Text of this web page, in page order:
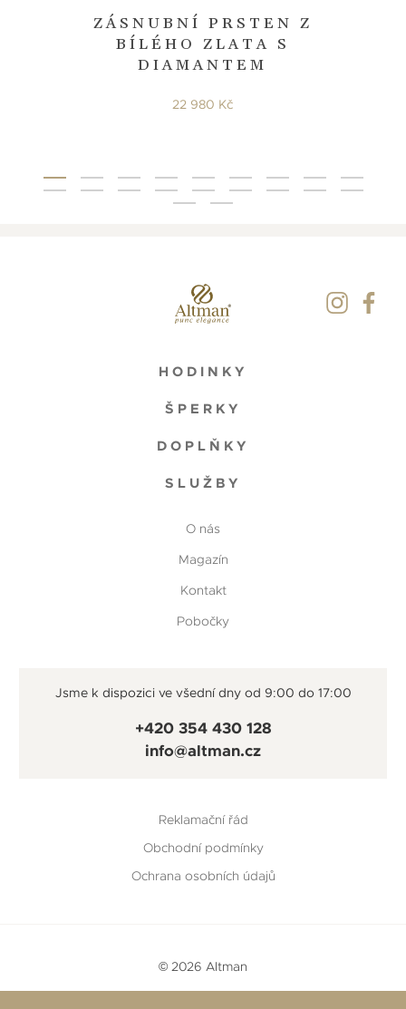
ZÁSNUBNÍ PRSTEN Z
BÍLÉHO ZLATA S
DIAMANTEM
22 980 Kč
HODINKY
ŠPERKY
DOPLŇKY
SLUŽBY
O nás
Magazín
Kontakt
Pobočky
Jsme k dispozici ve všední dny od 9:00 do 17:00
+420 354 430 128
info@altman.cz
Reklamační řád
Obchodní podmínky
Ochrana osobních údajů
© 2026 Altman